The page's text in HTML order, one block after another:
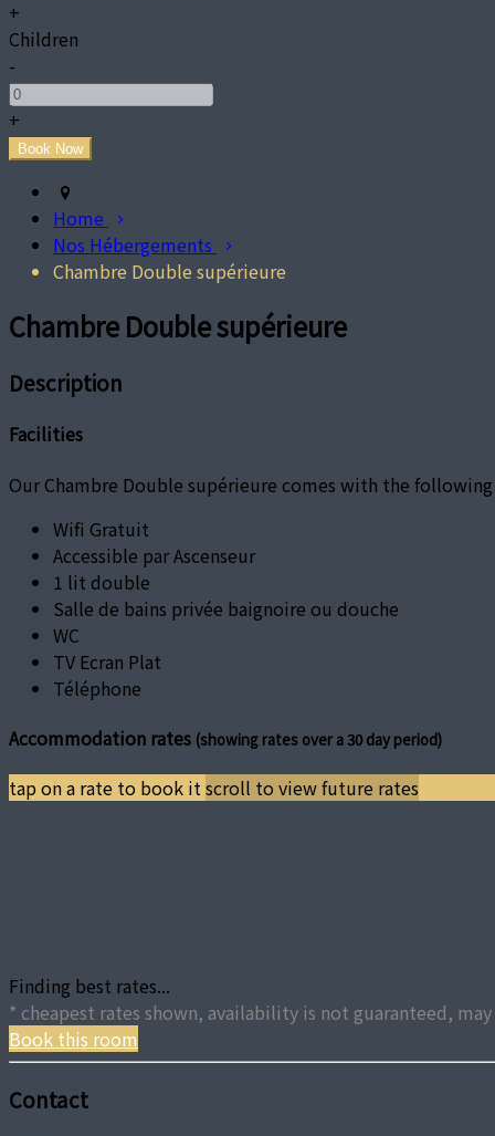
+
Children
-
+
Home
Nos Hébergements
Chambre Double supérieure
Chambre Double supérieure
Description
Facilities
Our Chambre Double supérieure comes with the
Wifi Gratuit
Accessible par Ascenseur
1 lit double
Salle de bains privée baignoire ou douche
WC
TV Ecran Plat
Téléphone
Accommodation rates (showing rates over a 30 day period)
tap on a rate to book itscroll to view future rates
Finding best rates...
* cheapest rates shown, availability is not guaranteed,
Book this room
Contact